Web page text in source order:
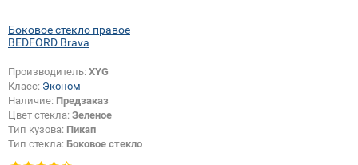
Боковое стекло правое
BEDFORD Brava
Производитель: XYG
Класс: Эконом
Наличие: Предзаказ
Цвет стекла: Зеленое
Тип кузова: Пикап
Тип стекла: Боковое стекло